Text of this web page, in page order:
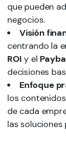
que pueden
negocios.
Visión
centrando la
ROI y el
decisiones
Enfoque
los
de cada
las